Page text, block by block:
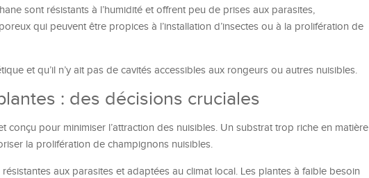
sont résistants à l’humidité et offrent peu de prises aux parasites,
qui peuvent être propices à l’installation d’insectes ou à la prolifération de
et qu’il n’y ait pas de cavités accessibles aux rongeurs ou autres nuisibles.
: des décisions cruciales
conçu pour minimiser l’attraction des nuisibles. Un substrat trop riche en matière
la prolifération de champignons nuisibles.
aux parasites et adaptées au climat local. Les plantes à faible besoin